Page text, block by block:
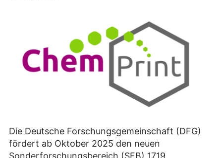
Die Deutsche Forschungsgemeinschaft (DFG)
fördert ab Oktober 2025 den neuen
Sonderforschungsbereich (SFB) 1719